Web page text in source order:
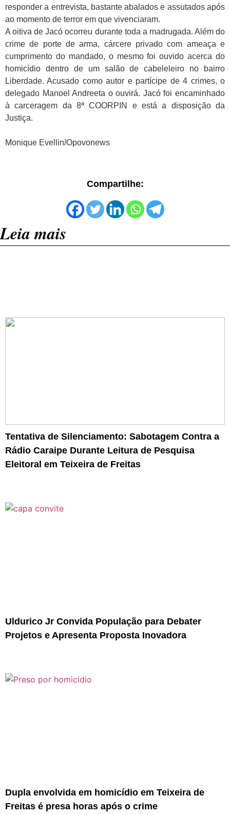
responder a entrevista, bastante abalados e assutados após
ao momento de terror em que vivenciaram.
A oitiva de Jacó ocorreu durante toda a madrugada. Além do
crime de porte de arma, cárcere privado com ameaça e
cumprimento do mandado, o mesmo foi ouvido acerca do
homicídio dentro de um salão de cabeleleiro no bairro
Liberdade. Acusado como autor e partícipe de 4 crimes, o
delegado Manoel Andreeta o ouvirá. Jacó foi encaminhado
à carceragem da 8ª COORPIN e está a disposição da
Justiça.
Monique Evellin/Opovonews
Compartilhe:
Leia mais
Tentativa de Silenciamento: Sabotagem Contra a
Rádio Caraipe Durante Leitura de Pesquisa
Eleitoral em Teixeira de Freitas
Uldurico Jr Convida População para Debater
Projetos e Apresenta Proposta Inovadora
Dupla envolvida em homicídio em Teixeira de
Freitas é presa horas após o crime